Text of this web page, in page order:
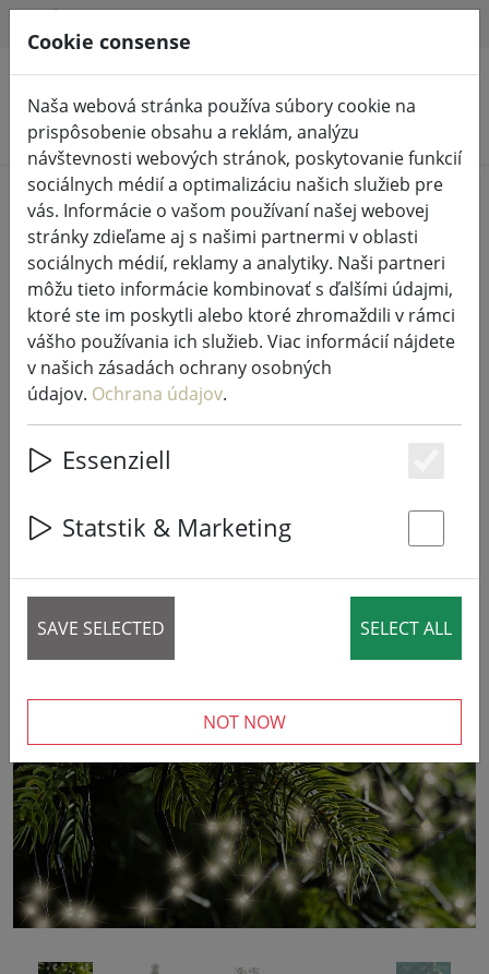
Vyhľadať produkty
Home
Rozprávkové svetlá a osvetlenie
Osvetlená dekorácia
Kaemingk Lumineo svetelná reťaz
1512 LED teplá biela vonkajšia 14 m
čierna
44% DISCOUNT
Cookie consense
Naša webová stránka používa súbory cookie na
prispôsobenie obsahu a reklám, analýzu
návštevnosti webových stránok, poskytovanie funkcií
sociálnych médií a optimalizáciu našich služieb pre
vás. Informácie o vašom používaní našej webovej
stránky zdieľame aj s našimi partnermi v oblasti
sociálnych médií, reklamy a analytiky. Naši partneri
môžu tieto informácie kombinovať s ďalšími údajmi,
ktoré ste im poskytli alebo ktoré zhromaždili v rámci
vášho používania ich služieb. Viac informácií nájdete
v našich zásadách ochrany osobných
údajov. Ochrana údajov.
Essenziell
Statstik & Marketing
SAVE SELECTED SELECT ALL
NOT NOW